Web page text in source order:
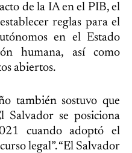
de la IA en el PIB, el
reglas para el
en el Estado
humana, así como
abiertos.
también sostuvo que
Salvador se posiciona
cuando adoptó el
legal”. “El Salvador